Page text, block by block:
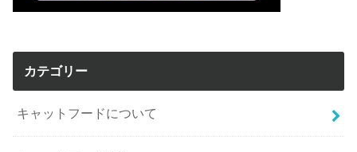
カテゴリー
キャットフードについて